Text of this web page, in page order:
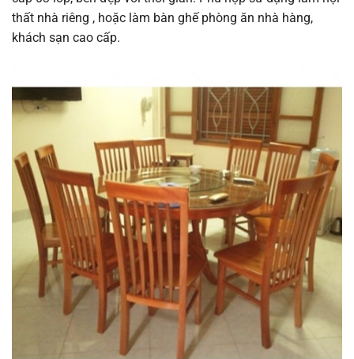
thất nhà riêng , hoặc làm bàn ghế phòng ăn nhà hàng,
khách sạn cao cấp.